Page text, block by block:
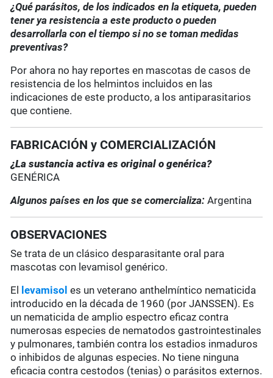
¿Qué parásitos, de los indicados en la etiqueta, pueden
tener ya resistencia a este producto o pueden
desarrollarla con el tiempo si no se toman medidas
preventivas?
Por ahora no hay reportes en mascotas de casos de
resistencia de los helmintos incluidos en las
indicaciones de este producto, a los antiparasitarios
que contiene.
FABRICACIÓN y COMERCIALIZACIÓN
¿La sustancia activa es original o genérica?
GENÉRICA
Algunos países en los que se comercializa:Argentina
OBSERVACIONES
Se trata de un clásico desparasitante oral para
mascotas con levamisol genérico.
El
levamisol es un veterano anthelmíntico nematicida
introducido en la década de 1960 (por JANSSEN). Es
un nematicida de amplio espectro eficaz contra
numerosas especies de nematodos gastrointestinales
y pulmonares, también contra los estadios inmaduros
o inhibidos de algunas especies. No tiene ninguna
eficacia contra cestodos (tenias) o parásitos externos.